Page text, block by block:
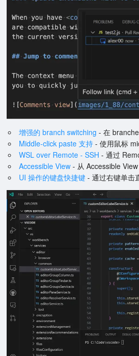
增强的 branch switching - 在
Middle-click paste 支持 - 使用鼠标
WSL over Remote - SSH - 通过
Accessible View - 从 Accessible
UI 操作的键盘快捷键 - 通过右键单击